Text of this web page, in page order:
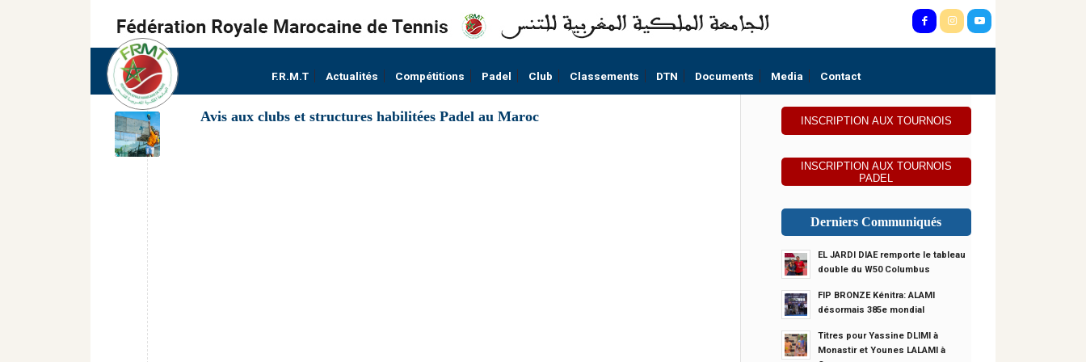
F.R.M.T Actualités Compétitions Padel Club Classements DTN Documents Media Contact
Avis aux clubs et structures habilitées Padel au Maroc INSCRIPTION AUX TOURNOIS
INSCRIPTION AUX TOURNOIS
PADEL
Derniers Communiqués
EL JARDI DIAE remporte le tableau
double du W50 Columbus
FIP BRONZE Kénitra: ALAMI
désormais 385e mondial
Titres pour Yassine DLIMI à
Monastir et Younes LALAMI à